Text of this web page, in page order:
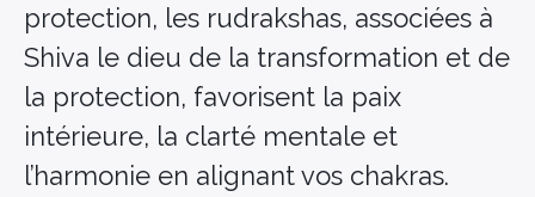
protection, les rudrakshas, associées à
Shiva le dieu de la transformation et de
la protection, favorisent la paix
intérieure, la clarté mentale et
l’harmonie en alignant vos chakras.